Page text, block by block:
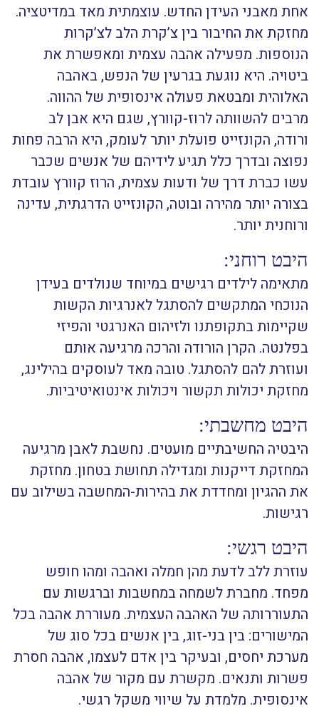
אחת מאבני העידן החדש. עוצמתית מאד במדיטציה.
מחזקת את החיבור בין צ’קרת הלב לצ’קרות
הנוספות. מפעילה אהבה עצמית ומאפשרת את
ביטויה. היא נוגעת בגרעין של הנפש, באהבה
האלוהית ומבטאת פעולה אינסופית של ההווה.
מרבים להשוותה לרוז-קוורץ, שגם היא אבן לב
ורודה, הקונזייט פועלת יותר לעומק, היא הרבה פחות
נפוצה ובדרך כלל תגיע לידיהם של אנשים שכבר
עשו כברת דרך של ודעות עצמית, הרוז קוורץ עובדת
בצורה יותר מהירה ובוטה, הקונזייט הדרגתית, עדינה
ורוחנית יותר.
היבט רוחני:
מתאימה לילדים רגישים במיוחד שנולדים בעידן
הנוכחי המתקשים להסתגל לאנרגיות הקשות
שקיימות בתקופתנו ולזיהום האנרגטי והפיזי
בפלנטה. הקרן הורודה והרכה מרגיעה אותם
ועוזרת להם להסתגל. טובה מאד לעוסקים בהילינג,
מחזקת יכולות תקשור ויכולות אינטואיטיביות.
היבט מחשבתי:
היבטיה החשיבתיים מועטים. נחשבת לאבן מרגיעה
המחזקת דייקנות ומגדילה תחושת בטחון. מחזקת
את ההגיון ומחדדת את בהירות-המחשבה בשילוב עם
רגישות.
היבט רגשי:
עוזרת ללב לדעת מהן חמלה ואהבה ומהו חופש
מפחד. מחברת לשמחה במחשבות וברגשות עם
התעוררותה של האהבה העצמית. מעוררת אהבה בכל
המישורים: בין בני-זוג, בין אנשים בכל סוג של
מערכת יחסים, ובעיקר בין אדם לעצמו, אהבה חסרת
פשרות ותנאים. מקשרת עם מקור של אהבה
אינסופית. מלמדת על שיווי משקל רגשי.